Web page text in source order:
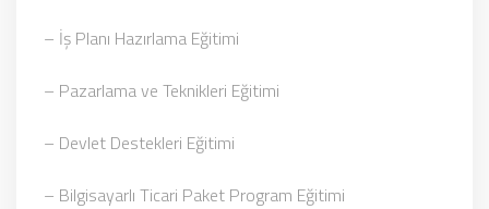
– İş Planı Hazırlama Eğitimi
– Pazarlama ve Teknikleri Eğitimi
– Devlet Destekleri Eğitimi
– Bilgisayarlı Ticari Paket Program Eğitimi